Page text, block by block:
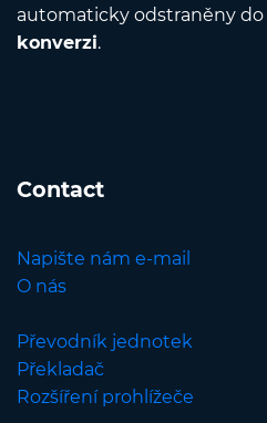
automaticky odstraněny do
konverzi.
Contact
Napište nám e-mail
O nás
Převodník jednotek
Překladač
Rozšíření prohlížeče